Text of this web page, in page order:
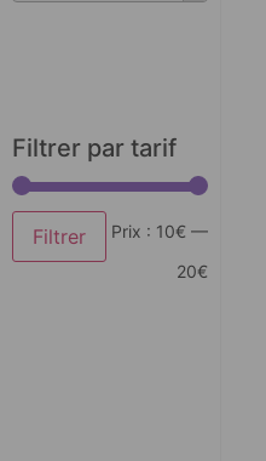
Filtrer par tarif
Filtrer Prix : 10€ —
20€